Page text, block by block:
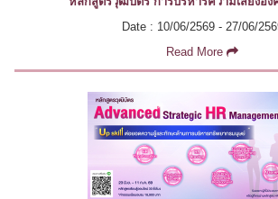
Date : 10/06/2569 - 27/06/
Read More